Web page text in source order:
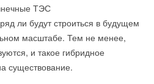
ТЭС
ли будут строиться в будущем
масштабе. Тем не менее,
и такое гибридное
существование.
ресурс на исходе